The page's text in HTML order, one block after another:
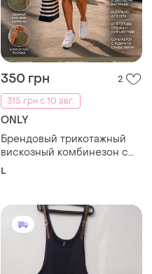
350 грн
2
315 грн с 10 авг.
ONLY
Брендовый трикотажный
вискозный комбинезон с
шортами
L